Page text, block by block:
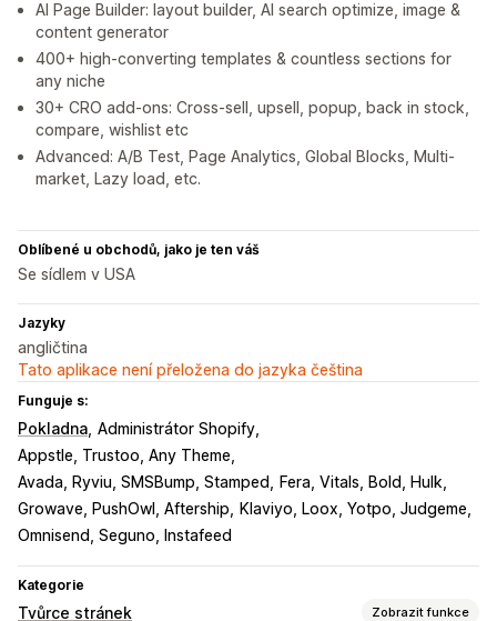
AI Page Builder: layout builder, AI search optimize, image &
content generator
400+ high-converting templates & countless sections for
any niche
30+ CRO add-ons: Cross-sell, upsell, popup, back in stock,
compare, wishlist etc
Advanced: A/B Test, Page Analytics, Global Blocks, Multi-
market, Lazy load, etc.
Oblíbené u obchodů, jako je ten váš
Se sídlem v USA
Jazyky
angličtina
Tato aplikace není přeložena do jazyka čeština
Funguje s:
Pokladna Administrátor Shopify
Appstle, Trustoo, Any Theme
Avada, Ryviu, SMSBump, Stamped
Fera, Vitals, Bold, Hulk
Growave, PushOwl, Aftership
Klaviyo, Loox, Yotpo, Judgeme
Omnisend, Seguno, Instafeed
Kategorie
Tvůrce stránek Zobrazit funkce